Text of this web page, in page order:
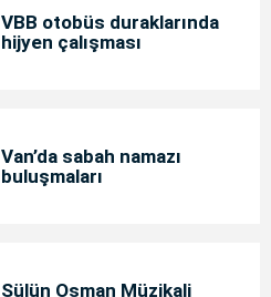
VBB otobüs duraklarında
hijyen çalışması
Van’da sabah namazı
buluşmaları
Sülün Osman Müzikali